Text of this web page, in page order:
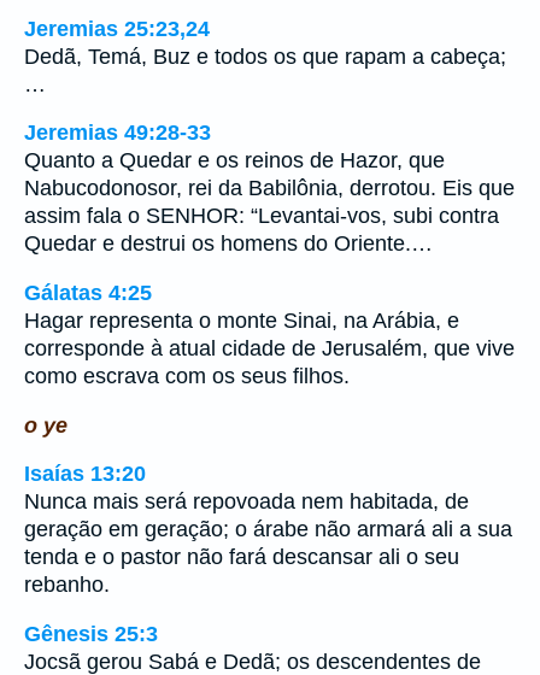
Jeremias 25:23,24
Dedã, Temá, Buz e todos os que rapam a cabeça;
…
Jeremias 49:28-33
Quanto a Quedar e os reinos de Hazor, que
Nabucodonosor, rei da Babilônia, derrotou. Eis que
assim fala o SENHOR: “Levantai-vos, subi contra
Quedar e destrui os homens do Oriente.…
Gálatas 4:25
Hagar representa o monte Sinai, na Arábia, e
corresponde à atual cidade de Jerusalém, que vive
como escrava com os seus filhos.
o ye
Isaías 13:20
Nunca mais será repovoada nem habitada, de
geração em geração; o árabe não armará ali a sua
tenda e o pastor não fará descansar ali o seu
rebanho.
Gênesis 25:3
Jocsã gerou Sabá e Dedã; os descendentes de